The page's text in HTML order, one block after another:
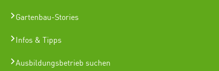
Gartenbau-Stories
Infos & Tipps
Ausbildungsbetrieb suchen